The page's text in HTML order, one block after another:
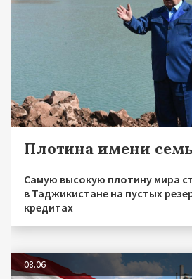
Плотина имени
Самую высокую плотину мира
в Таджикистане на пустых
кредитах
08.06